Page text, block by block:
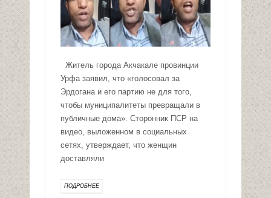
Житель города Акчакале провинции
Урфа заявил, что «голосовал за
Эрдогана и его партию не для того,
чтобы муниципалитеты превращали в
публичные дома». Сторонник ПСР на
видео, выложенном в социальных
сетях, утверждает, что женщин
доставляли
ПОДРОБНЕЕ